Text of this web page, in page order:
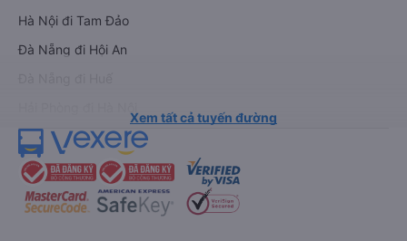
Hà Nội đi Tam Đảo
Đà Nẵng đi Hội An
Xem tất cả tuyến đường